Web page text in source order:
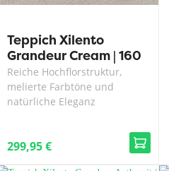
Teppich Xilento
Grandeur Cream | 160
x 240 cm
Reiche Hochflorstruktur,
melierte Farbtöne und
natürliche Eleganz
299,95 €